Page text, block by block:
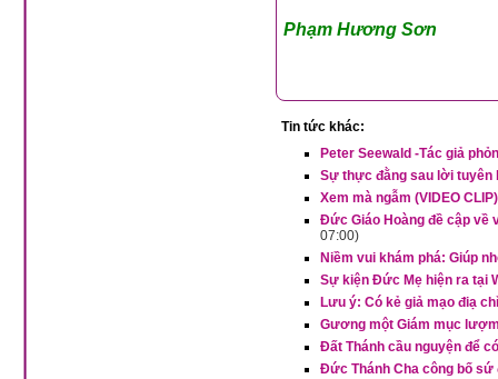
Phạm Hương Sơn
Tin tức khác:
Peter Seewald -Tác giả
Sự thực đằng sau lời tuyên
Xem mà ngẫm (VIDEO CLIP)
Đức Giáo Hoàng đề cập về
07:00)
Niềm vui khám phá: Giúp
Sự kiện Đức Mẹ hiện ra tại
Lưu ý: Có kẻ giả mạo điạ
Gương một Giám mục
Đất Thánh cầu nguyện để
Đức Thánh Cha công bố sứ